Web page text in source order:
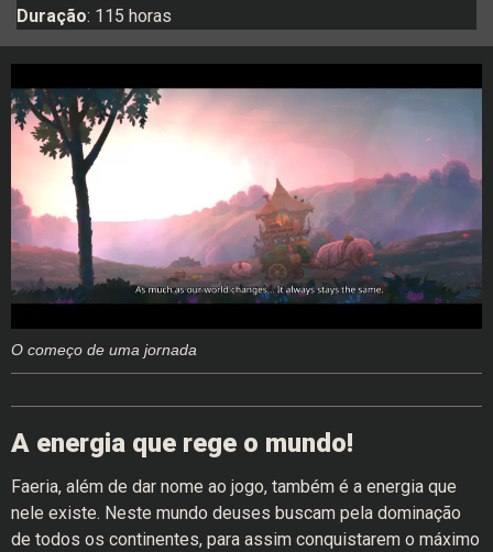
Duração: 115 horas
O começo de uma jornada
A energia que rege o mundo!
Faeria, além de dar nome ao jogo, também é a energia que
nele existe. Neste mundo deuses buscam pela dominação
de todos os continentes, para assim conquistarem o máximo